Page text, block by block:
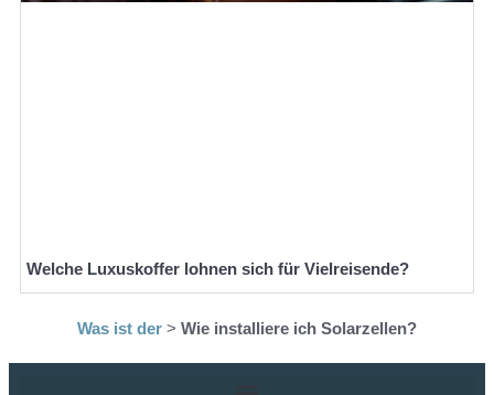
Welche Luxuskoffer lohnen sich für Vielreisende?
Was ist der > Wie installiere ich Solarzellen?